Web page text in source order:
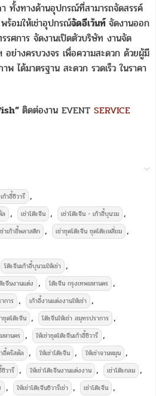
า ทั้งทางด้านอุปกรณ์ที่สามารถจัดสรรค์
ร้อมให้เช่าอุปกรณ์จัดอีเว้นท์ จัดงานออก
รศการ จัดงานเปิดตัวบริษัท งานจัด
ย่างครบวงจร เพื่อความสะดวก ด้วยผู้มี
ได้มาตรฐาน สะดวก รวดเร็ว ในราคา
ติดต่องาน EVENT SERVICE
ก้าอี้ชิวารี ,
ล , เช่าโต๊ะจีน , เช่าโต๊ะจีน - เก้าอี้บุนวม ,
าเก้าอี้พลาสติก , เช่าชุดโต๊ะจีน ชุดโต๊ะเหลี่ยม ,
โต๊ะจีนเก้าอี้บุนวมให้เช่า ,
ะจีนงานแต่ง , โต๊ะจีน กรุงเทพมหานคร ,
การ , เก้าอี้งานแต่งงานให้เช่า ,
ชุดโต๊ะจีน , โต๊ะจีนให้เช่า สมุทรปราการ ,
หานคร , ให้เช่าชุดโต๊ะจีนเก้าอี้ชิวารี ,
อี้คริสตัล , ให้เช่าโต๊ะจีน , ให้เช่าจานหมุน ,
วารี , ให้เช่าโต๊ะจีนงานแต่งงาน , เช่าโต๊ะกลม ,
, ให้เช่าโต๊ะจีนชิวารีเช่า , เช่าโต๊ะจีน ,